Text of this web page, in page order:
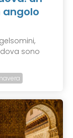
angolo
sono